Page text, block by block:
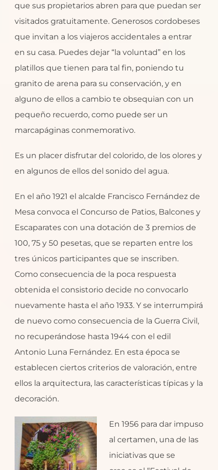
que sus propietarios abren para que puedan ser
visitados gratuitamente. Generosos cordobeses
que invitan a los viajeros accidentales a entrar
en su casa. Puedes dejar “la voluntad” en los
platillos que tienen para tal fin, poniendo tu
granito de arena para su conservación, y en
alguno de ellos a cambio te obsequian con un
pequeño recuerdo, como puede ser un
marcapáginas conmemorativo.
Es un placer disfrutar del colorido, de los olores y
en algunos de ellos del sonido del agua.
En el año 1921 el alcalde Francisco Fernández de
Mesa convoca el Concurso de Patios, Balcones y
Escaparates con una dotación de 3 premios de
100, 75 y 50 pesetas, que se reparten entre los
tres únicos participantes que se inscriben.
Como consecuencia de la poca respuesta
obtenida el consistorio decide no convocarlo
nuevamente hasta el año 1933. Y se interrumpirá
de nuevo como consecuencia de la Guerra Civil,
no recuperándose hasta 1944 con el edil
Antonio Luna Fernández. En esta época se
establecen ciertos criterios de valoración, entre
ellos la arquitectura, las características típicas y la
decoración.
En 1956 para dar impuso
al certamen, una de las
iniciativas que se